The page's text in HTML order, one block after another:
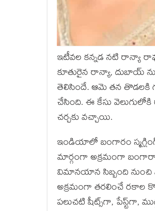
ఇటీవల కన్నడ నటి రాన్యా
కూతురైన రాన్యా, దుబాయ్
తెలిసిందే. ఆమె తన తొడలకి
చేసింది. ఈ కేసు
చర్చకు వచ్చాయి.
ఇండియాలో బంగారం స్మగ్లింగ్
మార్గంగా అక్రమంగా
విమానయాన సిబ్బంది నుంచి
అక్రమంగా తరలించే రకాల
పలుచటి షీట్స్‌గా, పేస్ట్‌గా,